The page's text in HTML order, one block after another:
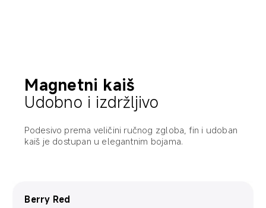
Magnetni kaiš
Udobno i izdržljivo
Podesivo prema veličini ručnog zgloba, fin i udoban
kaiš je dostupan u elegantnim bojama.
Khaki Brown